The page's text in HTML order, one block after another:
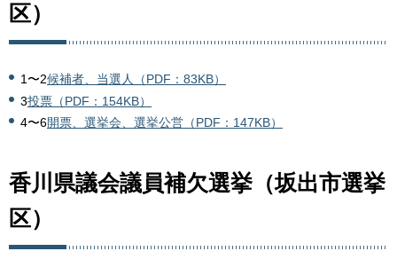
区）
1〜2候補者、当選人（PDF：83KB）
3投票（PDF：154KB）
4〜6開票、選挙会、選挙公営（PDF：147KB）
香川県議会議員補欠選挙（坂出市選挙
区）